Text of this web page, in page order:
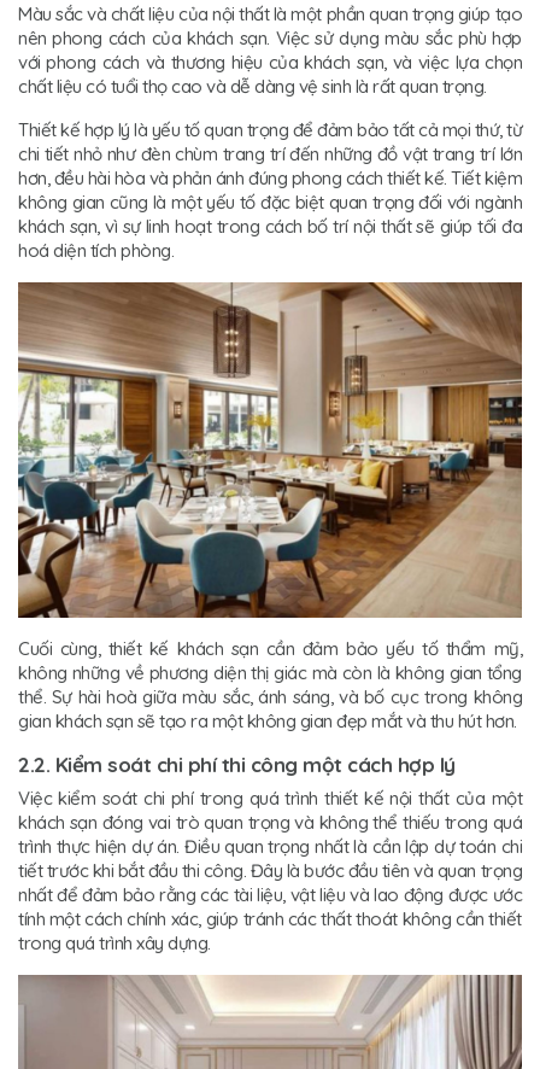
Màu sắc và chất liệu của nội thất là một phần quan trọng giúp tạo
nên phong cách của khách sạn. Việc sử dụng màu sắc phù hợp
với phong cách và thương hiệu của khách sạn, và việc lựa chọn
chất liệu có tuổi thọ cao và dễ dàng vệ sinh là rất quan trọng.
Thiết kế hợp lý là yếu tố quan trọng để đảm bảo tất cả mọi thứ, từ
chi tiết nhỏ như đèn chùm trang trí đến những đồ vật trang trí lớn
hơn, đều hài hòa và phản ánh đúng phong cách thiết kế. Tiết kiệm
không gian cũng là một yếu tố đặc biệt quan trọng đối với ngành
khách sạn, vì sự linh hoạt trong cách bố trí nội thất sẽ giúp tối đa
hoá diện tích phòng.
Cuối cùng, thiết kế khách sạn cần đảm bảo yếu tố thẩm mỹ,
không những về phương diện thị giác mà còn là không gian tổng
thể. Sự hài hoà giữa màu sắc, ánh sáng, và bố cục trong không
gian khách sạn sẽ tạo ra một không gian đẹp mắt và thu hút hơn.
2.2. Kiểm soát chi phí thi công một cách hợp lý
Việc kiểm soát chi phí trong quá trình thiết kế nội thất của một
khách sạn đóng vai trò quan trọng và không thể thiếu trong quá
trình thực hiện dự án. Điều quan trọng nhất là cần lập dự toán chi
tiết trước khi bắt đầu thi công. Đây là bước đầu tiên và quan trọng
nhất để đảm bảo rằng các tài liệu, vật liệu và lao động được ước
tính một cách chính xác, giúp tránh các thất thoát không cần thiết
trong quá trình xây dựng.